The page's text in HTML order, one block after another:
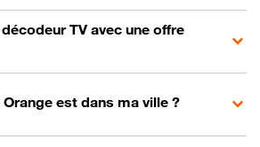
TV avec une offre
est dans ma ville ?